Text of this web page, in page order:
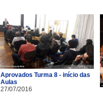
Aprovados Turma 8 - início das
Aulas
27/07/2016